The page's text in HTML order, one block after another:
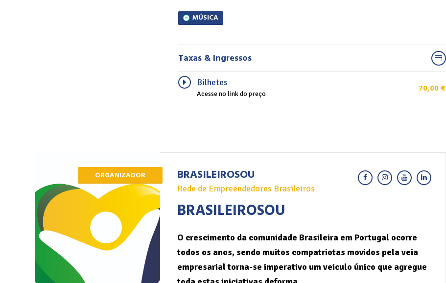
MÚSICA
Taxas & Ingressos
Bilhetes
Acesse no link do preço 70,00€
ORGANIZADOR BRASILEIROSOU
Rede de Empreendedores Brasileiros
BRASILEIROSOU
O crescimento da comunidade Brasileira em Portugal ocorre
todos os anos, sendo muitos compatriotas movidos pela veia
empresarial torna-se imperativo um veiculo único que agregue